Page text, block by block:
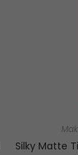
Silky Matte